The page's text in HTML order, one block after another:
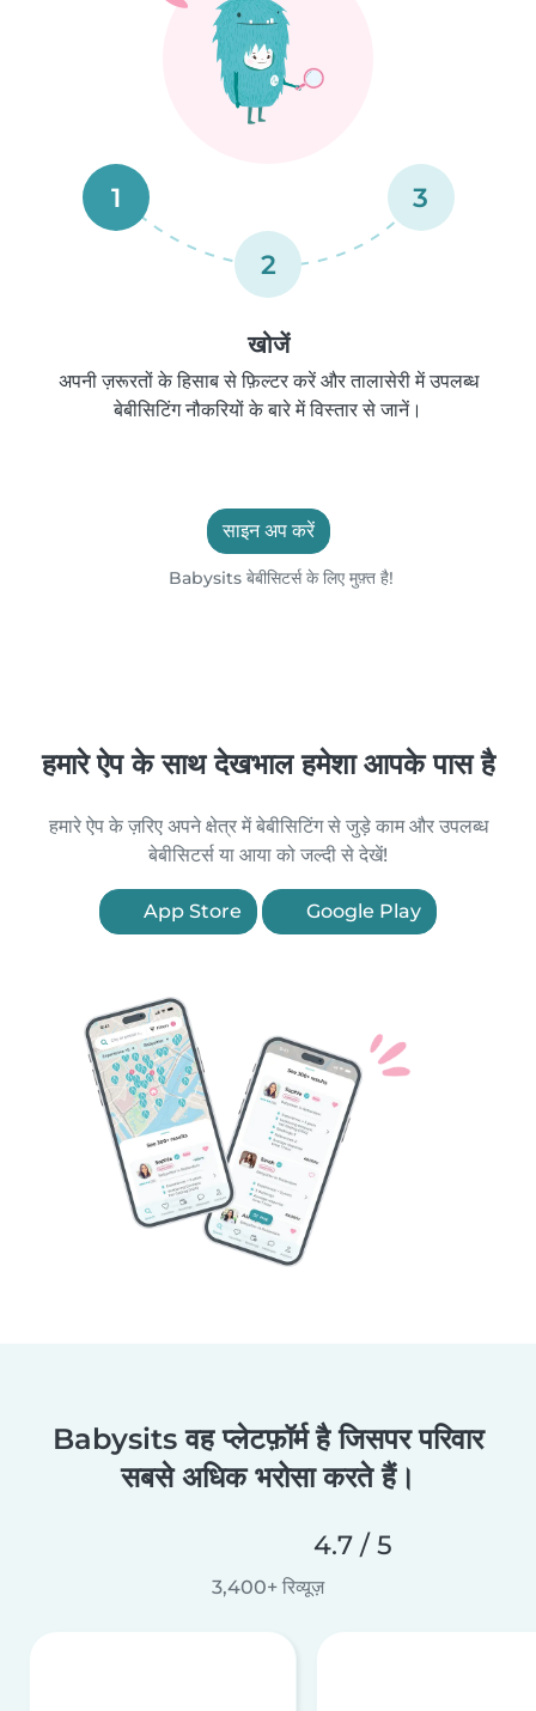
1
2
3
खोजें
अपनी ज़रूरतों के हिसाब से फ़िल्टर करें और तालासेरी में उपलब्ध
बेबीसिटिंग नौकरियों के बारे में विस्तार से जानें।
साइन अप करें
Babysits बेबीसिटर्स के लिए मुफ़्त है!
हमारे ऐप के साथ देखभाल हमेशा आपके पास है
हमारे ऐप के ज़रिए अपने क्षेत्र में बेबीसिटिंग से जुड़े काम और उपलब्ध
बेबीसिटर्स या आया को जल्दी से देखें!
App Store Google Play
Babysits वह प्लेटफ़ॉर्म है जिसपर परिवार
सबसे अधिक भरोसा करते हैं।
4.7 / 5
3,400+ रिव्यूज़